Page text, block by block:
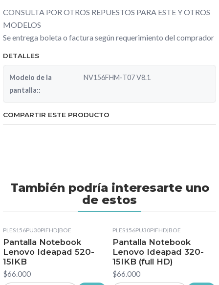
CONSULTA POR OTROS REPUESTOS PARA ESTE Y OTROS
MODELOS
Se entrega boleta o factura según requerimiento del comprador
DETALLES
Modelo de la
pantalla::
NV156FHM-T07 V8.1
COMPARTIR ESTE PRODUCTO
También podría interesarte uno
de estos
PLES156PU30PIFHD|BOE
Pantalla Notebook
Lenovo Ideapad 520-
15IKB
$66.000
PLES156PU30PIFHD|BOE
Pantalla Notebook
Lenovo Ideapad 320-
15IKB (full HD)
$66.000